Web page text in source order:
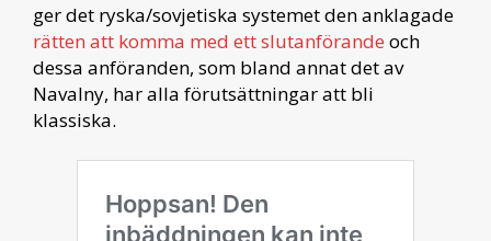
ger det ryska/sovjetiska systemet den anklagade
rätten att komma med ett slutanförande och
dessa anföranden, som bland annat det av
Navalny, har alla förutsättningar att bli
klassiska.